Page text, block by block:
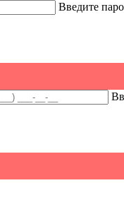
Введите